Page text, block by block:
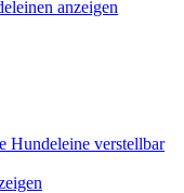
anzeigen
Hundeleine verstellbar